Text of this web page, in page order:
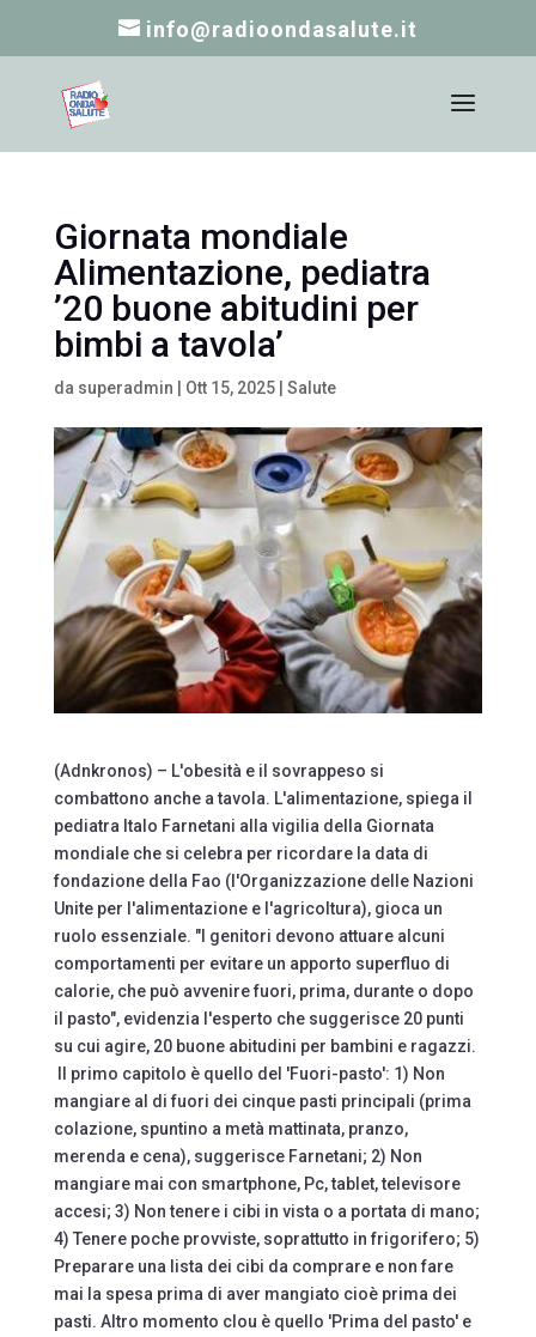
info@radioondasalute.it
Giornata mondiale
Alimentazione, pediatra
’20 buone abitudini per
bimbi a tavola’
da superadmin Ott 15, 2025| Salute
(Adnkronos) – L'obesità e il sovrappeso si
combattono anche a tavola. L'alimentazione, spiega il
pediatra Italo Farnetani alla vigilia della Giornata
mondiale che si celebra per ricordare la data di
fondazione della Fao (l'Organizzazione delle Nazioni
Unite per l'alimentazione e l'agricoltura), gioca un
ruolo essenziale. "I genitori devono attuare alcuni
comportamenti per evitare un apporto superfluo di
calorie, che può avvenire fuori, prima, durante o dopo
il pasto", evidenzia l'esperto che suggerisce 20 punti
su cui agire, 20 buone abitudini per bambini e ragazzi.
Il primo capitolo è quello del 'Fuori-pasto': 1) Non
mangiare al di fuori dei cinque pasti principali (prima
colazione, spuntino a metà mattinata, pranzo,
merenda e cena), suggerisce Farnetani; 2) Non
mangiare mai con smartphone, Pc, tablet, televisore
accesi; 3) Non tenere i cibi in vista o a portata di mano;
4) Tenere poche provviste, soprattutto in frigorifero; 5)
Preparare una lista dei cibi da comprare e non fare
mai la spesa prima di aver mangiato cioè prima dei
pasti. Altro momento clou è quello 'Prima del pasto' e